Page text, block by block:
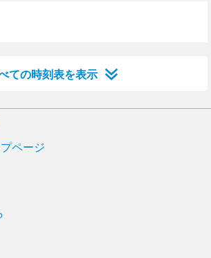
ての時刻表を表示
ページ